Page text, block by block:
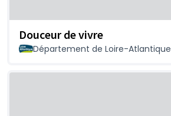
Douceur de vivre
Département de Loire-Atlantique